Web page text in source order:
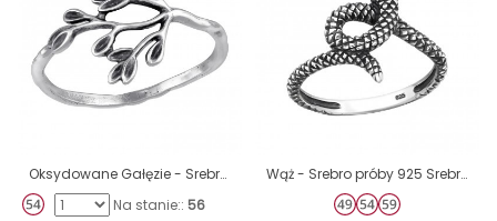
Oksydowane Gałęzie - Srebro Próby 925 Srebrne Pierścionki A4S46764
Na stanie:: 56
Wąż - Srebro próby 925 Srebrne pierścionki A4S32304